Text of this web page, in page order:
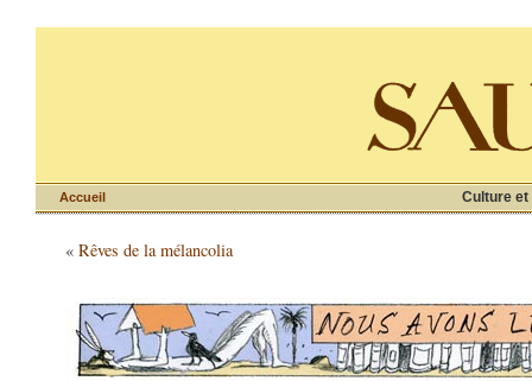
Culture et
Accueil
« Rêves de la mélancolia